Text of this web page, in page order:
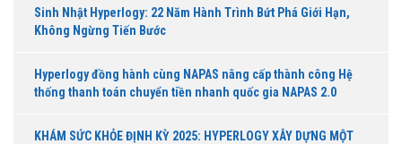
Sinh Nhật Hyperlogy: 22 Năm Hành Trình Bứt Phá Giới Hạn,
Không Ngừng Tiến Bước
Hyperlogy đồng hành cùng NAPAS nâng cấp thành công Hệ
thống thanh toán chuyển tiền nhanh quốc gia NAPAS 2.0
KHÁM SỨC KHỎE ĐỊNH KỲ 2025: HYPERLOGY XÂY DỰNG MỘT